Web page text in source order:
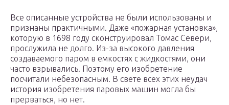
Все описанные устройства не были использованы и
признаны практичными. Даже «пожарная установка»,
которую в 1698 году сконструировал Томас Севери,
прослужила не долго. Из-за высокого давления
создаваемого паром в емкостях с жидкостями, они
часто взрывались. Поэтому его изобретение
посчитали небезопасным. В свете всех этих неудач
история изобретения паровых машин могла бы
прерваться, но нет.